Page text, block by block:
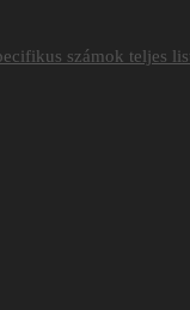
számok teljes